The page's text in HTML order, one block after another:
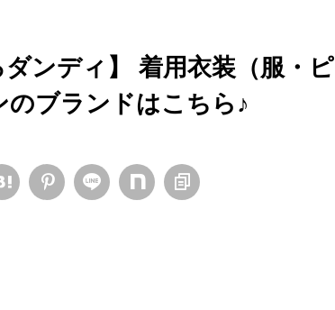
ンディ】 着用衣装（服・ピ
ブランドはこちら♪